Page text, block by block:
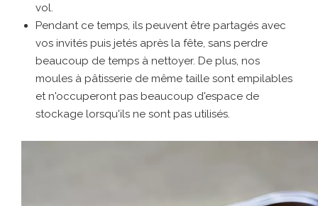
vol.
Pendant ce temps, ils peuvent être partagés avec
vos invités puis jetés après la fête, sans perdre
beaucoup de temps à nettoyer. De plus, nos
moules à pâtisserie de même taille sont empilables
et n'occuperont pas beaucoup d'espace de
stockage lorsqu'ils ne sont pas utilisés.